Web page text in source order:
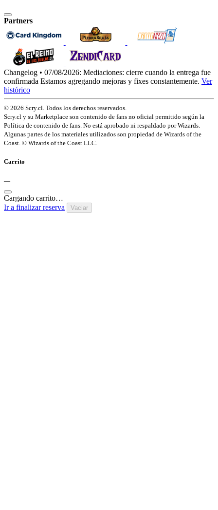
Partners
Changelog • 07/08/2026: Mediaciones: cierre cuando la entrega fue
confirmada Estamos agregando mejoras y fixes constantemente. Ver
histórico
© 2026 Scry.cl. Todos los derechos reservados.
Scry.cl y su Marketplace son contenido de fans no oficial permitido según la
Política de contenido de fans. No está aprobado ni respaldado por Wizards.
Algunas partes de los materiales utilizados son propiedad de Wizards of the
Coast. © Wizards of the Coast LLC.
Carrito
—
Cargando carrito…
Ir a finalizar reserva
Vaciar